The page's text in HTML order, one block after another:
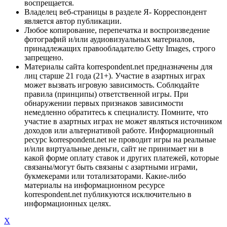
воспрещается.
Владелец веб-страницы в разделе Я- Корреспондент
является автор публикации.
Любое копирование, перепечатка и воспроизведение
фотографий и/или аудиовизуальных материалов,
принадлежащих правообладателю Getty Images, строго
запрещено.
Материалы сайта korrespondent.net предназначены для
лиц старше 21 года (21+). Участие в азартных играх
может вызвать игровую зависимость. Соблюдайте
правила (принципы) ответственной игры. При
обнаружении первых признаков зависимости
немедленно обратитесь к специалисту. Помните, что
участие в азартных играх не может являться источником
доходов или альтернативой работе. Информационный
ресурс korrespondent.net не проводит игры на реальные
и/или виртуальные деньги, сайт не принимает ни в
какой форме оплату ставок и других платежей, которые
связаны/могут быть связаны с азартными играми,
букмекерами или тотализаторами. Какие-либо
материалы на информационном ресурсе
korrespondent.net публикуются исключительно в
информационных целях.
X